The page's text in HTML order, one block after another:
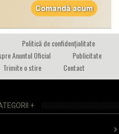
Politică de confidențialitate
Anuntul Oficial
Publicitate
Trimite o stire Contact
+